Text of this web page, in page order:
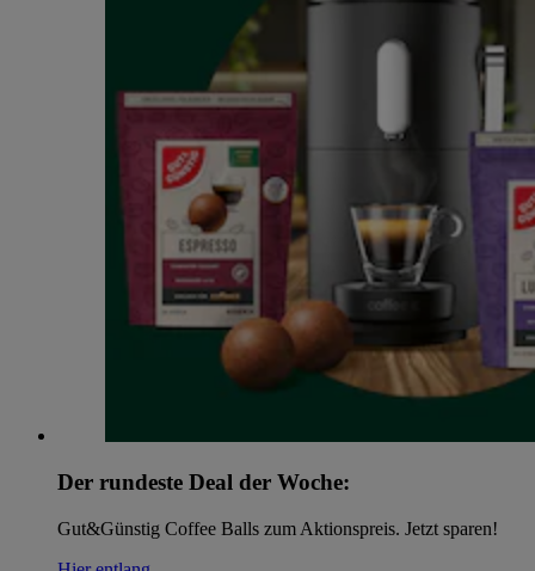
Der rundeste Deal der Woche:
Gut&Günstig Coffee Balls zum Aktionspreis. Jetzt sparen!